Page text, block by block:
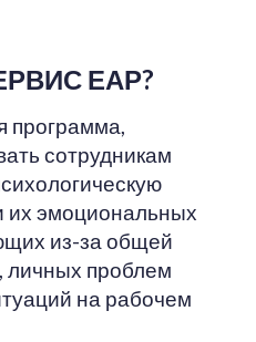
ЕАР?
программа,
сотрудникам
эмоциональных
из-за общей
личных проблем
на рабочем